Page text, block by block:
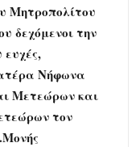
Μητροπολίτου
δεχόμενοι την
ευχές,
Νήφωνα
Μετεώρων και
τον